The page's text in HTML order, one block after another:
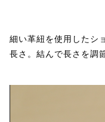
細い革紐を使用したシ
長さ。結んで長さを調